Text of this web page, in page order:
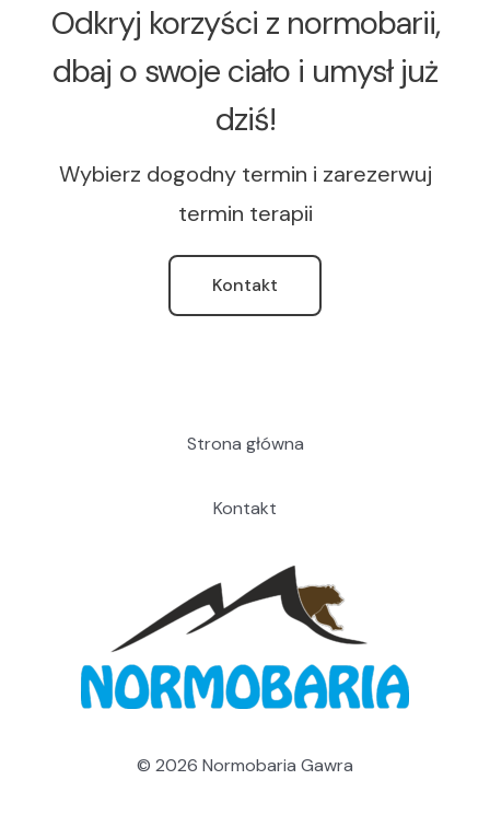
Odkryj korzyści z normobarii,
dbaj o swoje ciało i umysł już
dziś!
Wybierz dogodny termin i zarezerwuj
termin terapii
Kontakt
Strona główna
Kontakt
© 2026 Normobaria Gawra